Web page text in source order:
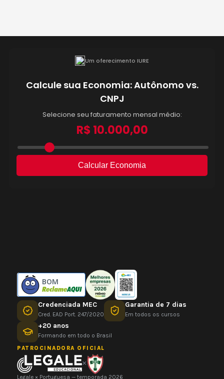
BOM
Credenciada MEC
Cred. EAD Port. 247/2020
Garantia de 7 dias
Em todos os cursos
+20 anos
Formando em todo o Brasil
PATROCINADORA OFICIAL
×
Legale × Portuguesa — temporada 2026